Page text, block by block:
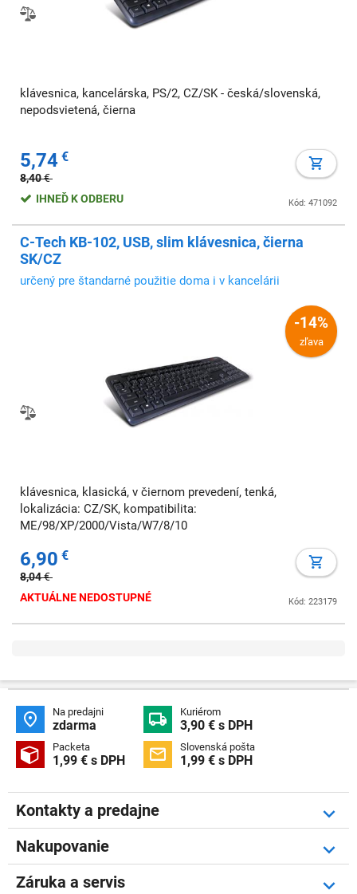
klávesnica, kancelárska, PS/2, CZ/SK - česká/slovenská,
nepodsvietená, čierna
5,74 €
8,40€
Kód: 471092
IHNEĎ K ODBERU
C-Tech KB-102, USB, slim klávesnica, čierna
SK/CZ
určený pre štandarné použitie doma i v kancelárii
-14%
zľava
klávesnica, klasická, v čiernom prevedení, tenká,
lokalizácia: CZ/SK, kompatibilita:
ME/98/XP/2000/Vista/W7/8/10
6,90 €
8,04€
Kód: 223179
AKTUÁLNE NEDOSTUPNÉ
 Na predajni
zdarma  Kuriérom
3,90 € s DPH
 Packeta
1,99 € s DPH  Slovenská pošta
1,99 € s DPH
Kontakty a predajne
Nakupovanie
Záruka a servis